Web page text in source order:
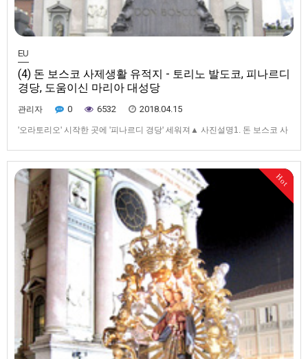
EU
(4) 돈 보스코 사제생활 유적지 - 토리노 발도코, 피나르디
경당, 도움이신 마리아 대성당
관리자 0 6532 2018.04.15
'오라토리오' 시작한 곳에 '피나르디 경당' 세워져▲ 사진설명1. 돈 보스코 사
코가 처음으로 오라토리오를 시작한 곳이다. 3. 돈 보스코 성인 유해가 안치
된 제대. 성인은 여기서 매일 미사를 집전했다.4. 밀…
Hot